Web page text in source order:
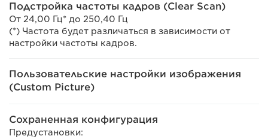
Подстройка частоты кадров (Clear Scan)
От 24,00 Гц* до 250,40 Гц
(*) Частота будет различаться в зависимости от
настройки частоты кадров.
Пользовательские настройки изображения
(Custom Picture)
Сохраненная конфигурация
Предустановки: